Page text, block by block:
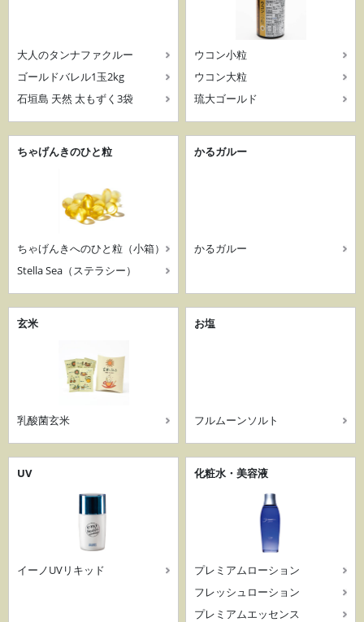
大人のタンナファクルー
ゴールドバレル1玉2kg
石垣島 天然 太もずく3袋
ウコン小粒
ウコン大粒
琉大ゴールド
ちゃげんきのひと粒
ちゃげんきへのひと粒（小箱）
Stella Sea（ステラシー）
かるガルー
かるガルー
玄米
乳酸菌玄米
お塩
フルムーンソルト
UV
イーノUVリキッド
化粧水・美容液
プレミアムローション
フレッシュローション
プレミアムエッセンス